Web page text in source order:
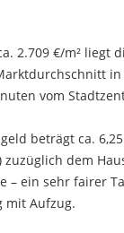
2.709 €/m² liegt
in
vom
beträgt ca.
zuzüglich dem
– ein sehr fairer
mit Aufzug.